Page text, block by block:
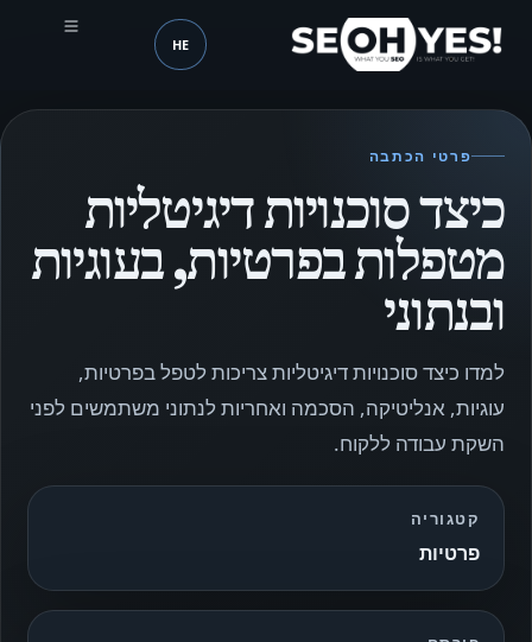
SEOH שפה (mobile header)
HE
פרטי הכתבה
כיצד סוכנויות דיגיטליות
מטפלות בפרטיות, בעוגיות
ובנתוני
למדו כיצד סוכנויות דיגיטליות צריכות לטפל בפרטיות,
עוגיות, אנליטיקה, הסכמה ואחריות לנתוני משתמשים לפני
השקת עבודה ללקוח.
קטגוריה
פרטיות